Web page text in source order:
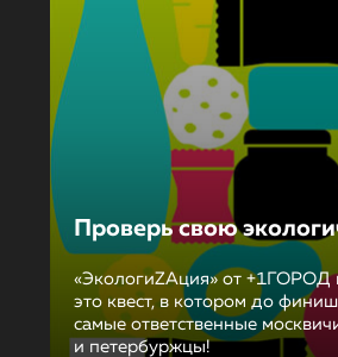
Проверь свою
«ЭкологиZAция» от +1ГОРОД
это квест, в котором до
самые ответственные
и петербуржцы!